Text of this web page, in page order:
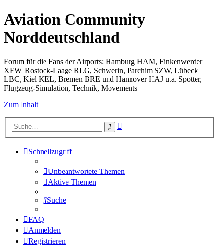
Aviation Community
Norddeutschland
Forum für die Fans der Airports: Hamburg HAM, Finkenwerder
XFW, Rostock-Laage RLG, Schwerin, Parchim SZW, Lübeck
LBC, Kiel KEL, Bremen BRE und Hannover HAJ u.a. Spotter,
Flugzeug-Simulation, Technik, Movements
Zum Inhalt
Suche
Schnellzugriff
Unbeantwortete Themen
Aktive Themen
Suche
FAQ
Anmelden
Registrieren